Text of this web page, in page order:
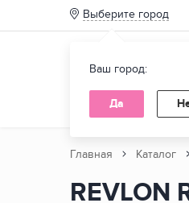
Выберите город
Ваш город:
Да
КАТАЛОГ ТОВАРОВ
Главная Каталог
REVLON